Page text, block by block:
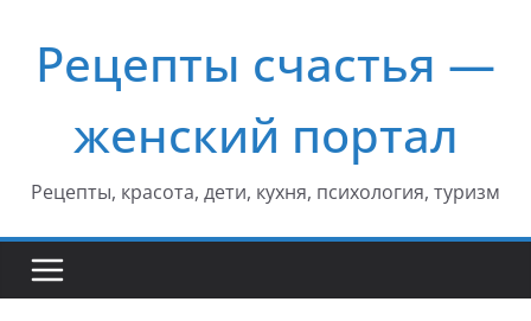
содержимому
Рецепты счастья —
женский портал
Рецепты, красота, дети, кухня, психология, туризм